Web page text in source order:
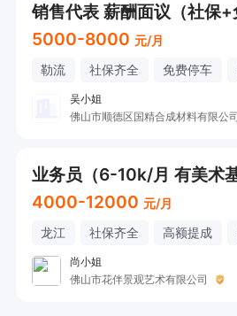
5000-8000 元/月
勒流 社保齐全 免费停车
吴小姐
佛山市顺德区国精合成材料有限公司
业务员（6-10k/月 有美术
4000-12000 元/月
龙江 社保齐全 高额提成
尚小姐
佛山市花伴景观艺术有限公司